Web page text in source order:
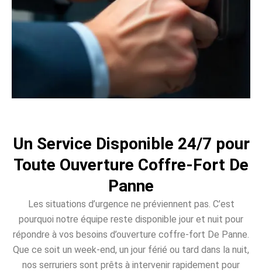
Un Service Disponible 24/7 pour
Toute Ouverture Coffre-Fort De
Panne
Les situations d’urgence ne préviennent pas. C’est
pourquoi notre équipe reste disponible jour et nuit pour
répondre à vos besoins d’ouverture coffre-fort De Panne.
Que ce soit un week-end, un jour férié ou tard dans la nuit,
nos serruriers sont prêts à intervenir rapidement pour